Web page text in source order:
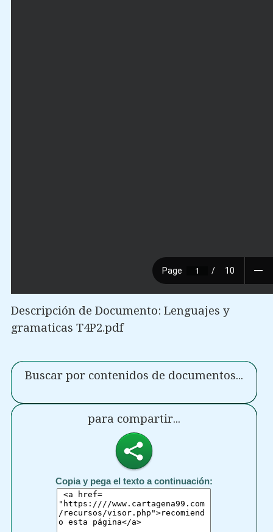
Descripción de Documento: Lenguajes y
gramaticas T4P2.pdf
Buscar por contenidos de documentos...
para compartir...
Copia y pega el texto a continuación: